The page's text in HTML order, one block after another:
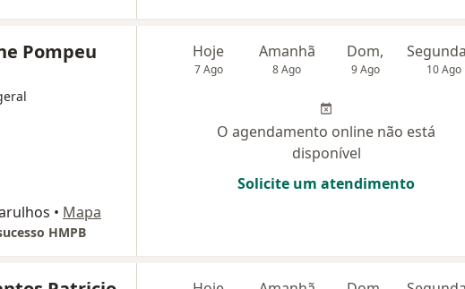
Pompeu
• Mapa
HMPB
Hoje
7 Ago
Amanhã
8 Ago
Dom,
9 Ago 10 Ago
O agendamento online não está
disponível
Solicite um atendimento